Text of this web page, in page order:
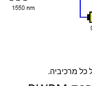
כל מרכיביה.